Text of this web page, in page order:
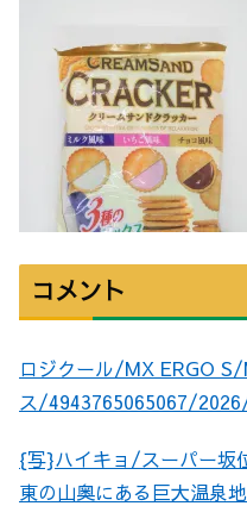
コメント
ロジクール/MX ERGO
ス/4943765065067/
{写}ハイキョ/スーパー坂
東の山奥にある巨大温